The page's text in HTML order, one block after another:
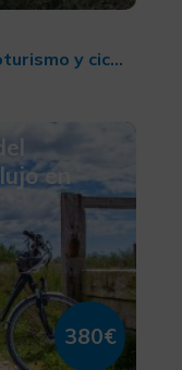
Turismo deportivo, BTT, cicloturismo y ciclismo
en
380€